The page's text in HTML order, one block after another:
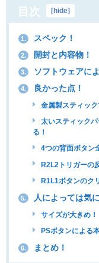
目次 [hide]
1. スペック！
2. 開封と内容物！
3. ソフトウェアに
4. 良かった点！
金属製スティック
太いスティック
る！
4つの背面ボタン
R2L2トリガーの
R1L1ボタンのク
5. 人によっては気
サイズが大きめ！
PSボタンによる
6. まとめ！